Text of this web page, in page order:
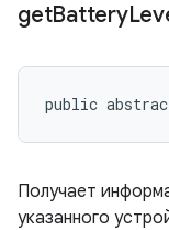
getBattery
public
Получает
указанного